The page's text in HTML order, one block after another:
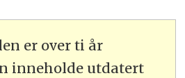
er over ti år
inneholde utdatert